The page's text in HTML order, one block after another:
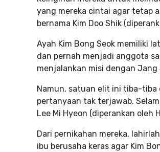
yang mereka cintai agar tetap
bernama Kim Doo Shik
Ayah Kim Bong Seok memiliki
dan pernah menjadi anggota
menjalankan misi dengan Jang
Namun, satuan elit ini tiba-tiba
pertanyaan tak terjawab.
Lee Mi Hyeon (diperankan oleh
Dari pernikahan mereka,
ibu berusaha keras agar Kim